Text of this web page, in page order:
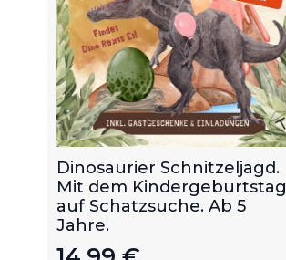
Dinosaurier Schnitzeljagd.
Mit dem Kindergeburtstag
auf Schatzsuche. Ab 5
Jahre.